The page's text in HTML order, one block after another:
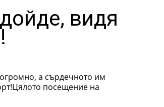
видя
а сърдечното им
посещение на